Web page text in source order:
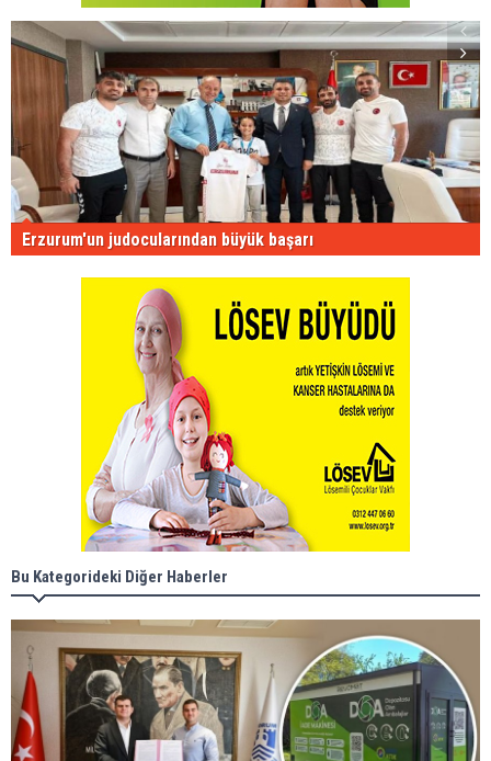
Erzurum'un judocularından büyük başarı
Bu Kategorideki Diğer Haberler